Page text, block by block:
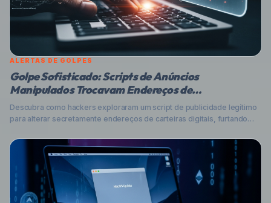
ALERTAS DE GOLPES
Golpe Sofisticado: Scripts de Anúncios
Manipulados Trocavam Endereços de
Criptomoedas
Descubra como hackers exploraram um script de publicidade legítimo
para alterar secretamente endereços de carteiras digitais, furtando
supply chain e aprenda as melhores práticas para proteger suas
transações e dados.